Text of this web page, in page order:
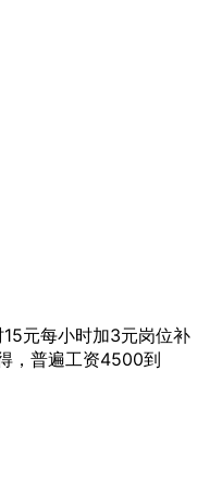
元每小时加3元岗位补
，普遍工资4500到